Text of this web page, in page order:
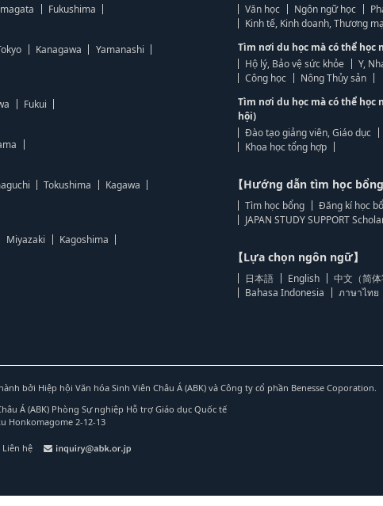
Fukushima
Kanagawa
Yamanashi
Fukui
Tokushima
Kagawa
Miyazaki
Kagoshima
Văn học
Ngôn ngữ học
Kinh tế, Kinh doanh, Thương
Tìm nơi du học mà có thể học
Hộ lý, Bảo vệ sức khỏe
Y,
Công học
Nông Thủy sản
Tìm nơi du học mà có thể học
hội)
Đào tạo giảng viên, Giáo dục
Khoa học tổng hợp
【Hướng dẫn tìm học bổng
Tìm học bổng
Đăng kí học
JAPAN STUDY SUPPORT
【Lựa chọn ngôn ngữ】
日本語 English 中文（简体
Bahasa Indonesia
ภาษาไทย
bởi Hiệp hội Văn hóa Sinh Viên Châu Á (ABK) và Công ty cổ phần Benesse Coporation.
Á (ABK) Phòng Sự nghiệp Hỗ trợ Giáo dục Quốc tế
Honkomagome 2-12-13
Liên hệ